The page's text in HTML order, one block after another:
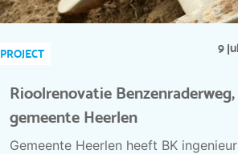
PROJECT 9
Rioolrenovatie Benzenraderweg,
gemeente Heerlen
Gemeente Heerlen heeft BK